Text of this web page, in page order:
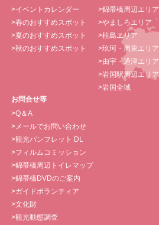
>イベントカレンダー
>春のおすすめスポット
>夏のおすすめスポット
>秋のおすすめスポット
>錦帯橋周辺エリア
>やましろエリア
>柱島エリア
>玖珂・周東エリア
>由宇・通津エリア
>岩国駅周辺エリア
>岩国全域
お問合せ等
>Q＆A
>メールでお問い合わせ
>観光パンフレット DL
>フィルムコミッション
>錦帯橋周辺トイレマップ
>錦帯橋DVDのご案内
>ガイドボランティア
>文化財
>観光動態調査